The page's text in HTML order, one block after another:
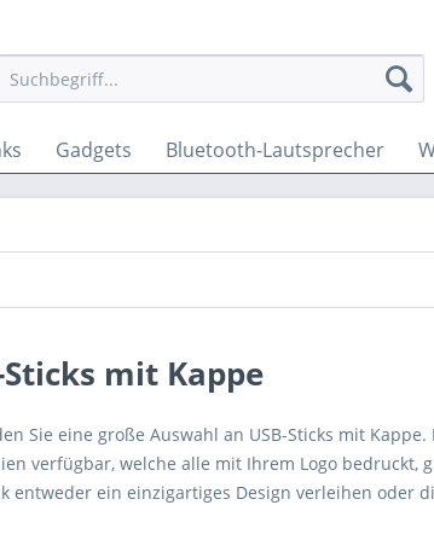
Gadgets Bluetooth-Lautsprecher
Sticks mit Kappe
Sie eine große Auswahl an USB-Sticks mit
verfügbar, welche alle mit Ihrem Logo bedruckt,
entweder ein einzigartiges Design verleihen oder